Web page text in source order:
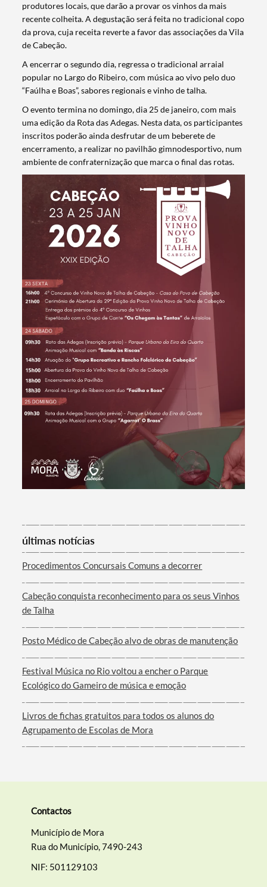
Termo de Pesquisa
Categorias gerais
produtores locais, que darão a provar os vinhos da mais
recente colheita. A degustação será feita no tradicional copo
da prova, cuja receita reverte a favor das associações da Vila
de Cabeção.
A encerrar o segundo dia, regressa o tradicional arraial
popular no Largo do Ribeiro, com música ao vivo pelo duo
“Faúlha e Boas”, sabores regionais e vinho de talha.
O evento termina no domingo, dia 25 de janeiro, com mais
uma edição da Rota das Adegas. Nesta data, os participantes
inscritos poderão ainda desfrutar de um beberete de
encerramento, a realizar no pavilhão gimnodesportivo, num
ambiente de confraternização que marca o final das rotas.
últimas notícias
Procedimentos Concursais Comuns a decorrer
Cabeção conquista reconhecimento para os seus Vinhos
de Talha
Posto Médico de Cabeção alvo de obras de manutenção
Festival Música no Rio voltou a encher o Parque
Ecológico do Gameiro de música e emoção
Livros de fichas gratuitos para todos os alunos do
Agrupamento de Escolas de Mora
Contactos
Município de Mora
Rua do Município, 7490-243
NIF: 501129103